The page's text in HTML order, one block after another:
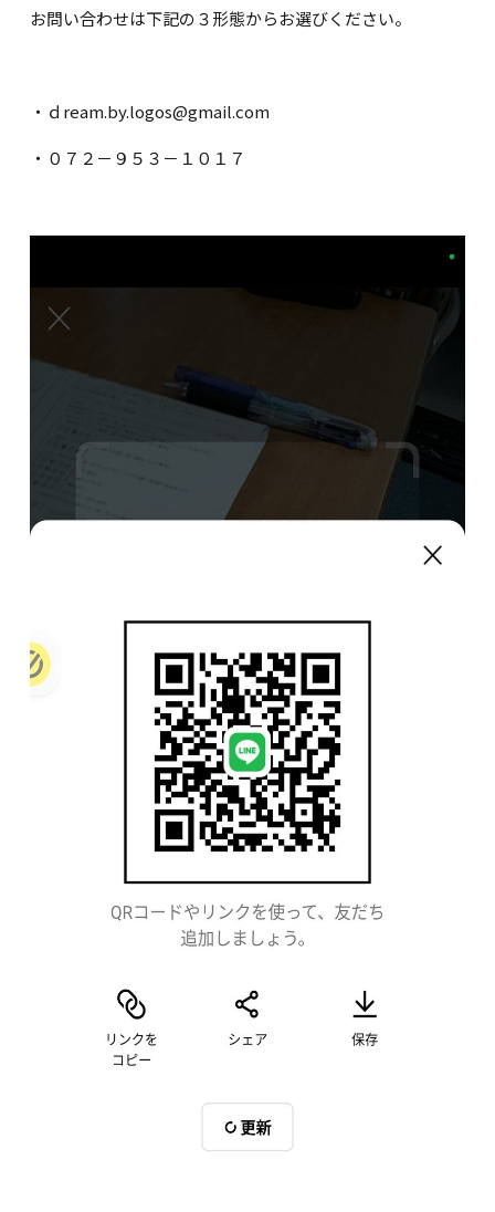
お問い合わせは下記の３形態からお選びください。
・ｄream.by.logos@gmail.com
・０７２－９５３－１０１７